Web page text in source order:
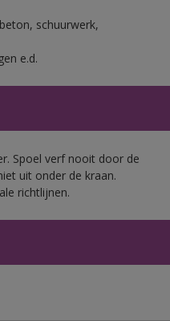
schuurwerk,
e.d.
Spoel verf nooit door de
uit onder de kraan.
richtlijnen.